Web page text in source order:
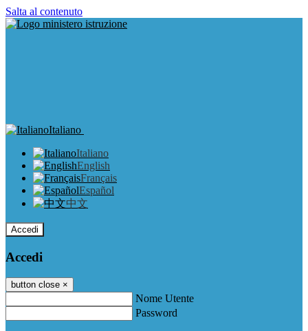
Salta al contenuto
Italiano
Italiano
English
Français
Español
中文
Accedi
Accedi
button close ×
Nome Utente
Password